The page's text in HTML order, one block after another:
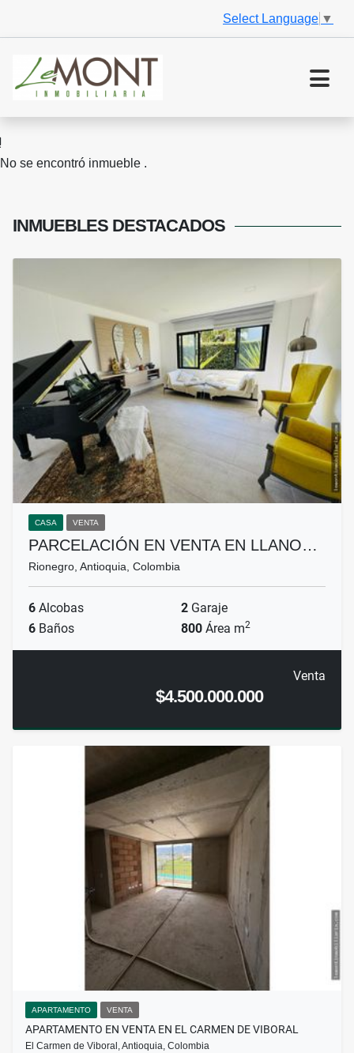
Select Language ▼
No se encontró inmueble .
INMUEBLES DESTACADOS
CASA VENTA
PARCELACIÓN EN VENTA EN LLANO…
Rionegro, Antioquia, Colombia
6 Alcobas 2 Garaje
6 Baños 800 Área m2
Venta
$4.500.000.000
APARTAMENTO VENTA
APARTAMENTO EN VENTA EN EL CARMEN DE VIBORAL
El Carmen de Viboral, Antioquia, Colombia